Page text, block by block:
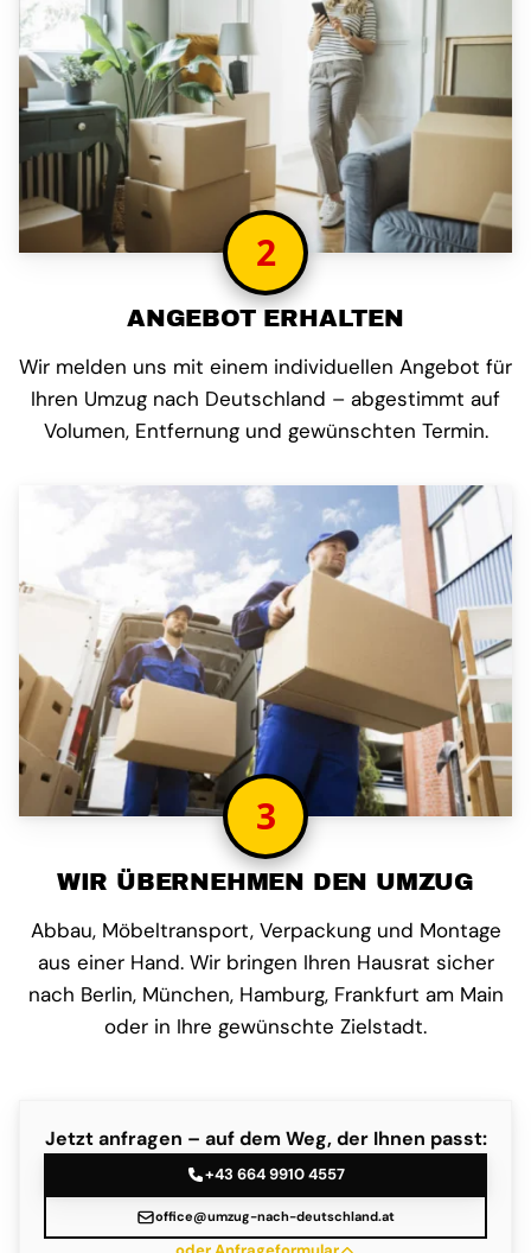
2
ANGEBOT ERHALTEN
Wir melden uns mit einem individuellen Angebot für
Ihren Umzug nach Deutschland – abgestimmt auf
Volumen, Entfernung und gewünschten Termin.
3
WIR ÜBERNEHMEN DEN UMZUG
Abbau, Möbeltransport, Verpackung und Montage
aus einer Hand. Wir bringen Ihren Hausrat sicher
nach Berlin, München, Hamburg, Frankfurt am Main
oder in Ihre gewünschte Zielstadt.
Jetzt anfragen – auf dem Weg, der Ihnen passt:
+43 664 9910 4557
office@umzug-nach-deutschland.at